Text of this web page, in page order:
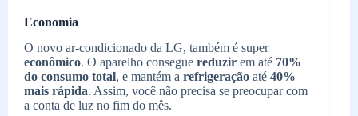
Economia
O novo ar-condicionado da LG, também é super
econômico. O aparelho consegue reduzir em até 70%
do consumo total, e mantém a refrigeração até 40%
mais rápida. Assim, você não precisa se preocupar com
a conta de luz no fim do mês.